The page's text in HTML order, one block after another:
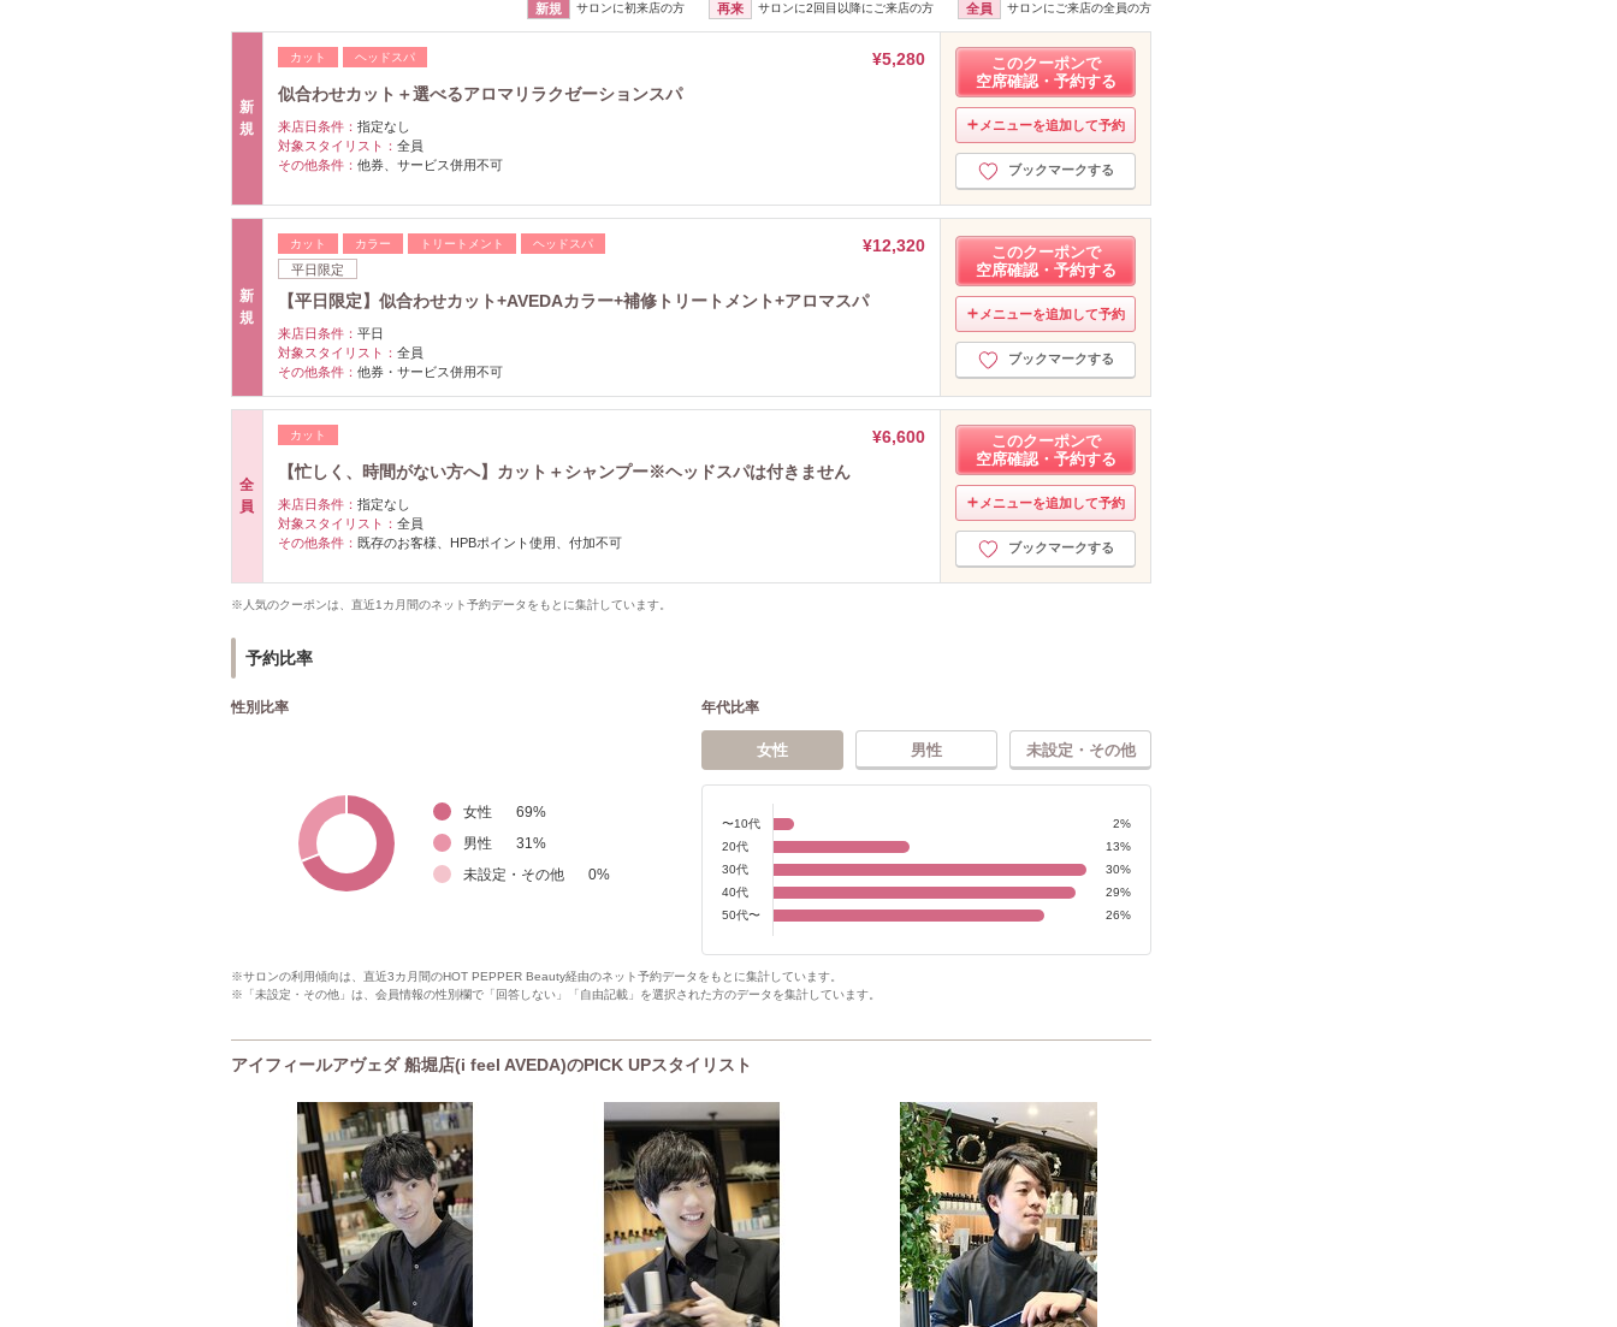
新規 サロンに初来店の方 再来 サロンに2回目以降にご来店の方 全員 サロンにご来店の全員の方
新
規
カット ヘッドスパ
¥5,280
似合わせカット＋選べるアロマリラクゼーションスパ
来店日条件： 指定なし
対象スタイリスト： 全員
その他条件： 他券、サービス併用不可
このクーポンで
空席確認・予約する
メニューを追加して予約
ブックマークする
新
規
カット カラー トリートメント ヘッドスパ
平日限定
¥12,320
【平日限定】似合わせカット+AVEDAカラー+補修トリートメント+アロマスパ
来店日条件： 平日
対象スタイリスト： 全員
その他条件： 他券・サービス併用不可
このクーポンで
空席確認・予約する
メニューを追加して予約
ブックマークする
全
員
カット
¥6,600
【忙しく、時間がない方へ】カット＋シャンプー※ヘッドスパは付きません
来店日条件： 指定なし
対象スタイリスト： 全員
その他条件： 既存のお客様、HPBポイント使用、付加不可
このクーポンで
空席確認・予約する
メニューを追加して予約
ブックマークする
※人気のクーポンは、直近1カ月間のネット予約データをもとに集計しています。
予約比率
性別比率
女性 69%
男性
31 %
未設定・その他
0%
年代比率
女性 男性 未設定・その他
〜10代
2%
20代
13%
30代
30%
40代
29%
50代〜
26%
※サロンの利用傾向は、直近3カ月間のHOT PEPPER Beauty経由のネット予約データをもとに集計しています。
※「未設定・その他」は、会員情報の性別欄で「回答しない」「自由記載」を選択された方のデータを集計しています。
アイフィールアヴェダ 船堀店(i feel AVEDA)のPICK UPスタイリスト